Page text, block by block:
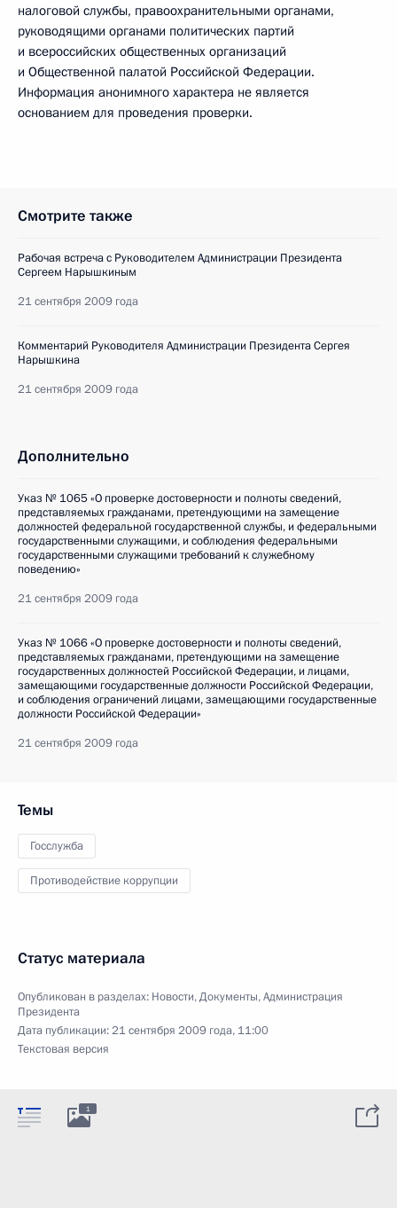
налоговой службы, правоохранительными органами,
руководящими органами политических партий
и всероссийских общественных организаций
и Общественной палатой Российской Федерации.
Информация анонимного характера не является
основанием для проведения проверки.
Смотрите также
Рабочая встреча с Руководителем Администрации Президента
Сергеем Нарышкиным
21 сентября 2009 года
Комментарий Руководителя Администрации Президента Сергея
Нарышкина
21 сентября 2009 года
Дополнительно
Указ № 1065 «О проверке достоверности и полноты сведений,
представляемых гражданами, претендующими на замещение
должностей федеральной государственной службы, и федеральными
государственными служащими, и соблюдения федеральными
государственными служащими требований к служебному
поведению»
21 сентября 2009 года
Указ № 1066 «О проверке достоверности и полноты сведений,
представляемых гражданами, претендующими на замещение
государственных должностей Российской Федерации, и лицами,
замещающими государственные должности Российской Федерации,
и соблюдения ограничений лицами, замещающими государственные
должности Российской Федерации»
21 сентября 2009 года
Темы
Госслужба
Противодействие коррупции
Статус материала
Опубликован в разделах: Новости,Документы,Администрация
Президента
Дата публикации:21 сентября 2009 года, 11:00
Текстовая версия
1